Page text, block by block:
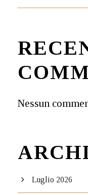
Nessun
Luglio 2026